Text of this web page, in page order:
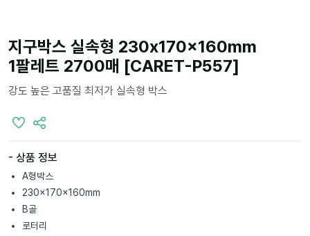
지구박스 실속형 230x170x160mm
1팔레트 2700매 [CARET-P557]
강도 높은 고품질 최저가 실속형 박스
- 상품 정보
A형박스
230x170x160mm
B골
로터리